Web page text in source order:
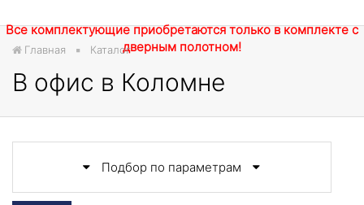
Все комплектующие приобретаются только в комплекте с
дверным полотном!
Главная Каталог
В офис в Коломне
Подбор по параметрам